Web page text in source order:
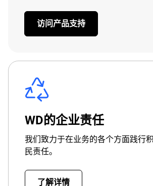
访问产品支持
WD的企业责任
我们致力于在业务的各个方面践行
民责任。
了解详情